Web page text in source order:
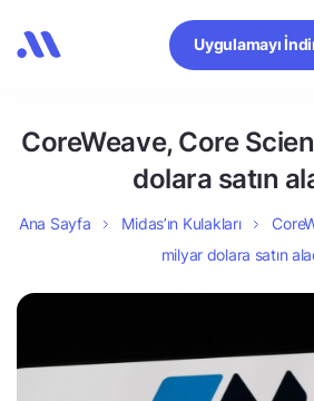
Uygulamayı
CoreWeave, Core
dolara satın
Ana Sayfa Midas’ın Kulakları
milyar dolara satın